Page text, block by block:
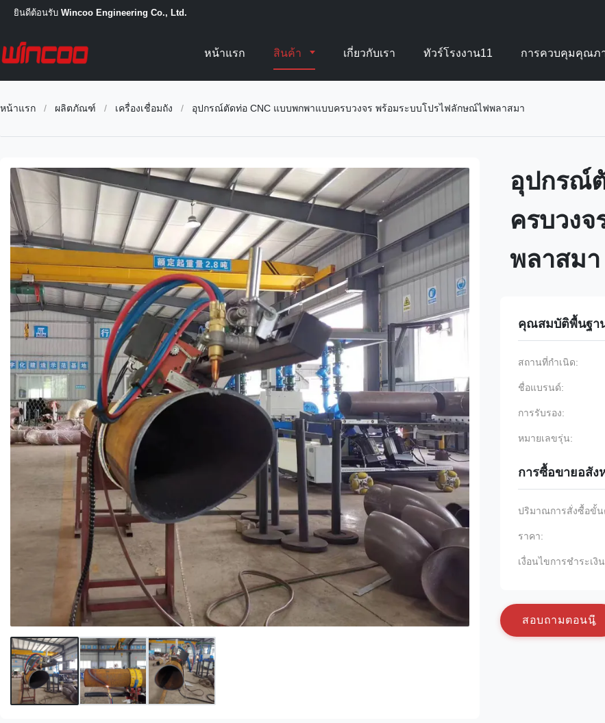
ยินดีต้อนรับ Wincoo Engineering Co., Ltd.
หน้าแรก สินค้า เกี่ยวกับเรา ทัวร์โรงงาน11 การควบคุมคุณภ
หน้าแรก / ผลิตภัณฑ์ / เครื่องเชื่อมถัง / อุปกรณ์ตัดท่อ CNC แบบพกพาแบบครบวงจร พร้อมระบบโปรไฟลักษณ์ไฟพลาสมา
อุปกรณ์
ครบวง
พลาสมา
คุณสมบัติพื้นฐา
สถานที่กำเนิด:
ชื่อแบรนด์:
การรับรอง:
หมายเลขรุ่น:
การซื้อขายอสัง
ปริมาณการสั่งซื้อขั้น
ราคา:
เงื่อนไขการชำระเงิ
สอบถามตอนน